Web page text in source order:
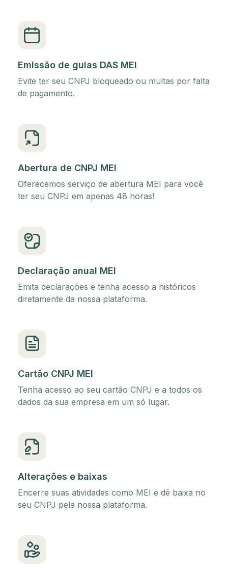
Emissão de guias DAS MEI
Evite ter seu CNPJ bloqueado ou multas por falta
de pagamento.
Abertura de CNPJ MEI
Oferecemos serviço de abertura MEI para você
ter seu CNPJ em apenas 48 horas!
Declaração anual MEI
Emita declarações e tenha acesso a históricos
diretamente da nossa plataforma.
Cartão CNPJ MEI
Tenha acesso ao seu cartão CNPJ e a todos os
dados da sua empresa em um só lugar.
Alterações e baixas
Encerre suas atividades como MEI e dê baixa no
seu CNPJ pela nossa plataforma.